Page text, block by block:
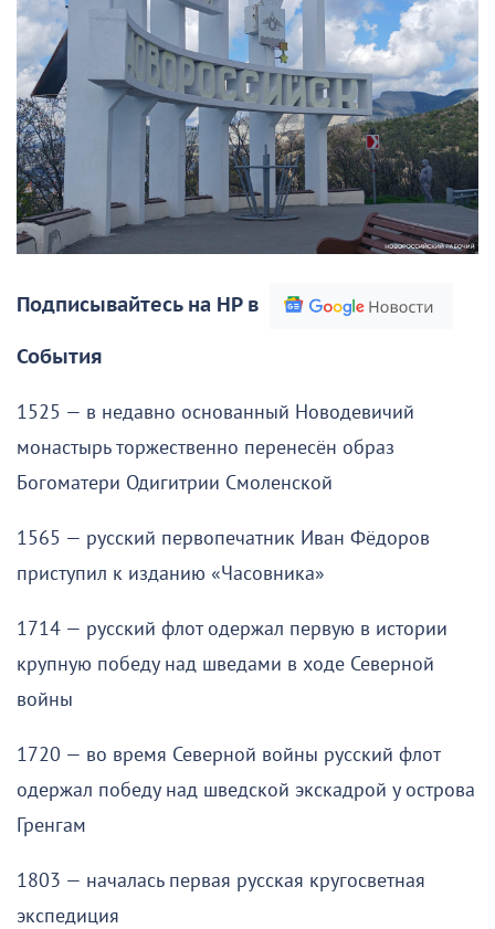
Подписывайтесь на НР в
События
1525 — в недавно основанный Новодевичий
монастырь торжественно перенесён образ
Богоматери Одигитрии Смоленской
1565 — русский первопечатник Иван Фёдоров
приступил к изданию «Часовника»
1714 — русский флот одержал первую в истории
крупную победу над шведами в ходе Северной
войны
1720 — во время Северной войны русский флот
одержал победу над шведской экскадрой у острова
Гренгам
1803 — началась первая русская кругосветная
экспедиция